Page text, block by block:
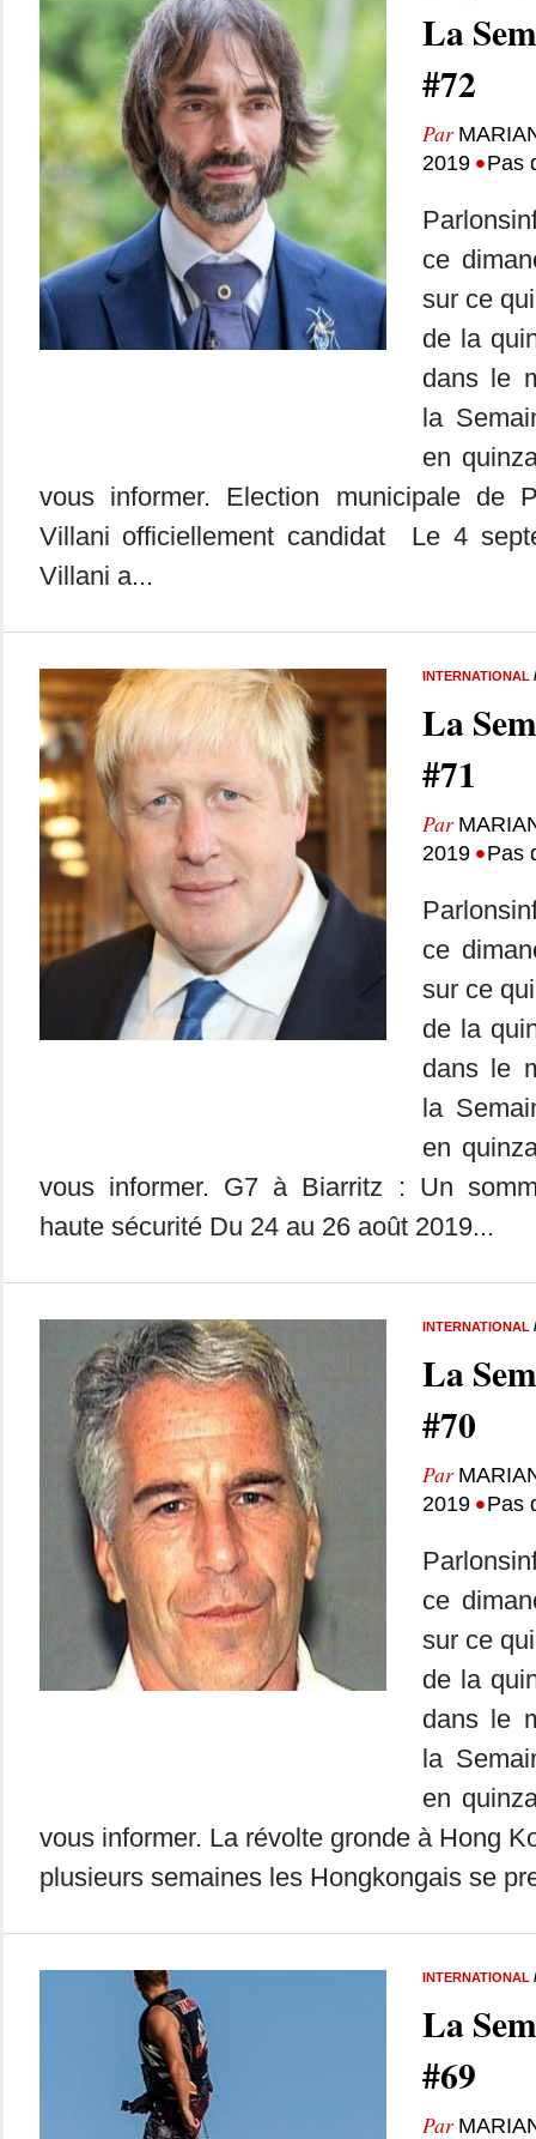
La
#72
Par
2019 •Pas
ce
sur ce
de la
dans le
la
en
vous informer. Election municipale de
Villani officiellement candidat Le 4
Villani a...
INTERNATIONAL
La
#71
Par
2019 •Pas
ce
sur ce
de la
dans le
la
en
vous informer. G7 à Biarritz : Un
haute sécurité Du 24 au 26 août 2019...
INTERNATIONAL
La
#70
Par
2019 •Pas
ce
sur ce
de la
dans le
la
en
vous informer. La révolte gronde à Hong
plusieurs semaines les Hongkongais se
INTERNATIONAL
La
#69
Par